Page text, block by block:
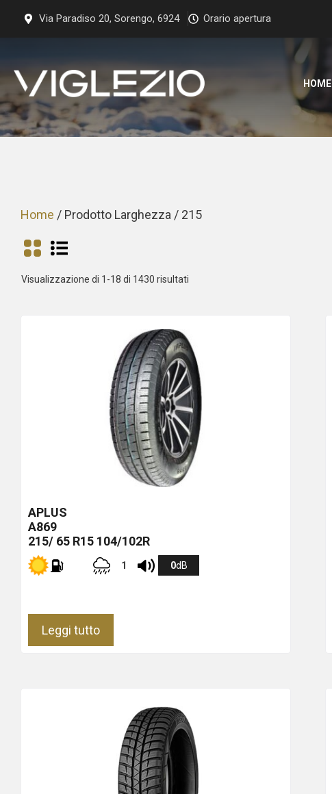
Via Paradiso 20, Sorengo, 6924 Orario apertura
HOME
Home / Prodotto Larghezza / 215
Visualizzazione di 1-18 di 1430 risultati
APLUS
A869
215/ 65 R15 104/102R
1 0dB
Leggi tutto